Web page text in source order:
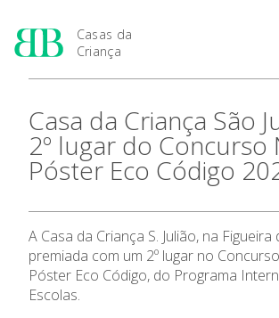
Casas da
Criança
Apresentação
Criança
Pensamento Pedagógico de
Bissaya Barreto
Natureza e fins pedagógicos
Princípios Educativos Gerais
As 7 Casas da
Joaquina Barreto Rosa
Maria do Resgate Salazar
Maria Rita Patrocínio Costa
Maria Leonor Anjos Diniz
Maria Granado
Admissão
Período de Inscrição
Candidatura
Casa da Criança São
2º lugar do Concurso
Póster Eco Código
A Casa da Criança S. Julião, na Figueira
premiada com um 2º lugar no
Póster Eco Código, do Programa
Escolas.